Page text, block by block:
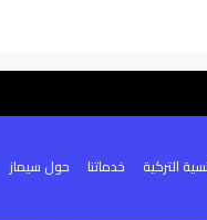
التركية خدماتنا حول سيماز